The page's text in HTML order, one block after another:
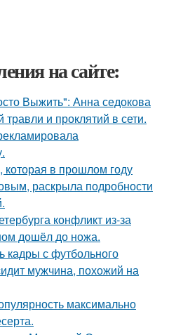
на сайте:
Выжить": Анна седокова
и проклятий в сети.
которая в прошлом году
раскрыла подробности
конфликт из-за
дошёл до ножа.
кадры с футбольного
мужчина, похожий на
максимально